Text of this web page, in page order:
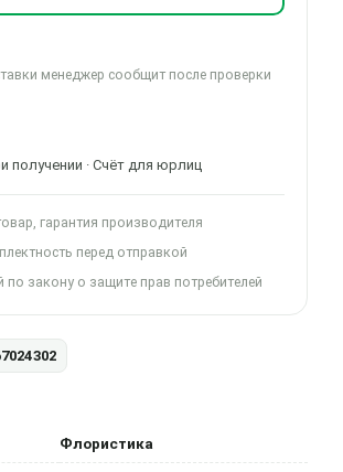
Флористика
менеджер сообщит после проверки
получении · Счёт для юрлиц
гарантия производителя
перед отправкой
по закону о защите прав потребителей